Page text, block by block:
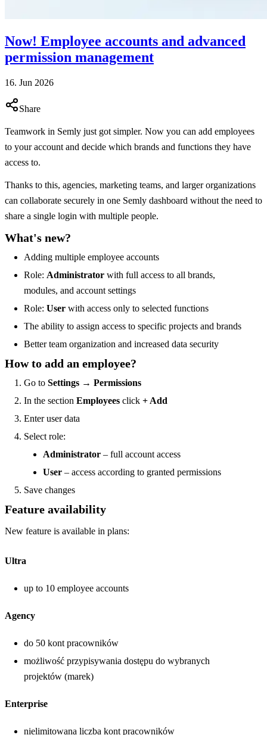
Now! Employee accounts and advanced
permission management
16. Jun 2026
Share
Teamwork in Semly just got simpler. Now you can add employees
to your account and decide which brands and functions they have
access to.
Thanks to this, agencies, marketing teams, and larger organizations
can collaborate securely in one Semly dashboard without the need to
share a single login with multiple people.
What's new?
Adding multiple employee accounts
Role: Administrator with full access to all brands,
modules, and account settings
Role: User with access only to selected functions
The ability to assign access to specific projects and brands
Better team organization and increased data security
How to add an employee?
Go to Settings → Permissions
In the section Employees click + Add
Enter user data
Select role:
Administrator – full account access
User – access according to granted permissions
Save changes
Feature availability
New feature is available in plans:
Ultra
up to 10 employee accounts
Agency
do 50 kont pracowników
możliwość przypisywania dostępu do wybranych
projektów (marek)
Enterprise
nielimitowana liczba kont pracowników